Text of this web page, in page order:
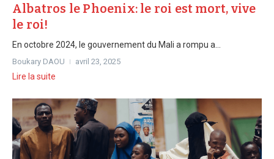
Albatros le Phoenix: le roi est mort, vive
le roi!
En octobre 2024, le gouvernement du Mali a rompu a...
Boukary DAOU avril 23, 2025
Lire la suite